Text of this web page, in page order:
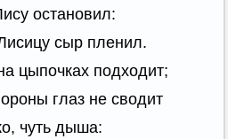
остановил:
сыр пленил.
цыпочках подходит;
глаз не сводит
чуть дыша: